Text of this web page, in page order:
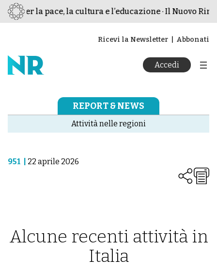
per la pace, la cultura e l’educazione · Il Nuovo
Ricevi la Newsletter Abbonati
Accedi
REPORT & NEWS
Attività nelle regioni
951 22 aprile 2026
Alcune recenti attività in
Italia